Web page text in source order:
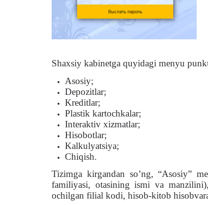
Shaxsiy kabinetga quyidagi menyu
Asosiy;
Depozitlar;
Kreditlar;
Plastik kartochkalar;
Interaktiv xizmatlar;
Hisobotlar;
Kalkulyatsiya;
Chiqish.
Tizimga kirgandan so’ng, “Asosiy”
familiyasi, otasining ismi va
ochilgan filial kodi, hisob-kitob